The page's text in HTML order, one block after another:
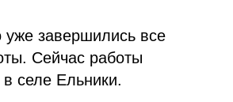
завершились все
Сейчас работы
селе Ельники.